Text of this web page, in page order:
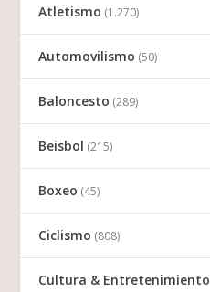
Atletismo (1.270)
Automovilismo (50)
Baloncesto (289)
Beisbol (215)
Boxeo (45)
Ciclismo (808)
Cultura & Entretenimiento